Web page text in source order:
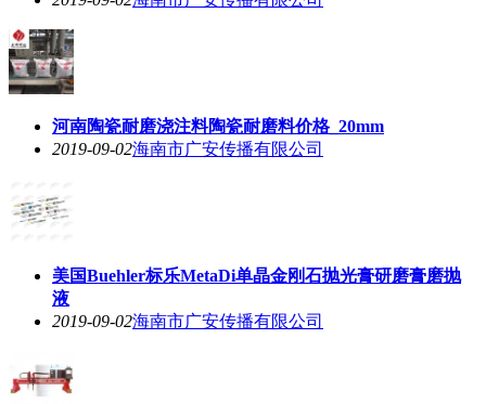
河南陶瓷耐磨浇注料陶瓷耐磨料价格_20mm
2019-09-02海南市广安传播有限公司
美国Buehler标乐MetaDi单晶金刚石抛光膏研磨膏磨抛
液
2019-09-02海南市广安传播有限公司